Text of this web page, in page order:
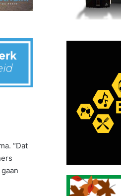
“Dat